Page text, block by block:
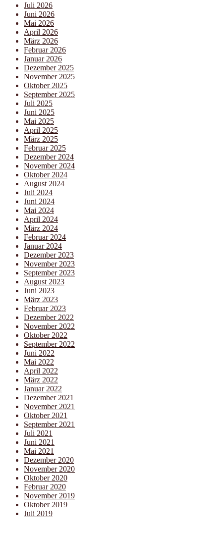
Juli 2026
Juni 2026
Mai 2026
April 2026
März 2026
Februar 2026
Januar 2026
Dezember 2025
November 2025
Oktober 2025
September 2025
Juli 2025
Juni 2025
Mai 2025
April 2025
März 2025
Februar 2025
Dezember 2024
November 2024
Oktober 2024
August 2024
Juli 2024
Juni 2024
Mai 2024
April 2024
März 2024
Februar 2024
Januar 2024
Dezember 2023
November 2023
September 2023
August 2023
Juni 2023
März 2023
Februar 2023
Dezember 2022
November 2022
Oktober 2022
September 2022
Juni 2022
Mai 2022
April 2022
März 2022
Januar 2022
Dezember 2021
November 2021
Oktober 2021
September 2021
Juli 2021
Juni 2021
Mai 2021
Dezember 2020
November 2020
Oktober 2020
Februar 2020
November 2019
Oktober 2019
Juli 2019